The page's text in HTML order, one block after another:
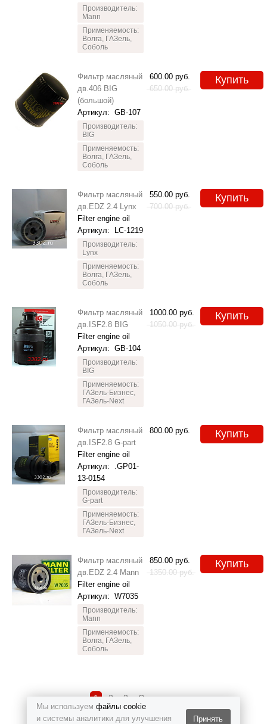
Мы используем файлы cookie
и системы аналитики для улучшения
Принять
Производитель:
Mann
Применяемость:
Волга, ГАЗель,
Соболь
Фильтр масляный
дв.406 BIG
(большой)
Артикул: GB-107
Производитель:
BIG
Применяемость:
Волга, ГАЗель,
Соболь
600.00 руб.
650.00 руб.
Купить
Фильтр масляный
дв.EDZ 2.4 Lynx
Filter engine oil
Артикул:
LC-1219
Производитель:
Lynx
Применяемость:
Волга, ГАЗель,
Соболь
550.00 руб.
700.00 руб.
Купить
Фильтр масляный
дв.ISF2.8 BIG
Filter engine oil
Артикул: GB-104
Производитель:
BIG
Применяемость:
ГАЗель-Бизнес,
ГАЗель-Next
1000.00 руб.
1050.00 руб.
Купить
Фильтр масляный
дв.ISF2.8 G-part
Filter engine oil
Артикул: .GP01-
13-0154
Производитель:
G-part
Применяемость:
ГАЗель-Бизнес,
ГАЗель-Next
800.00 руб. Купить
Фильтр масляный
дв.EDZ 2.4 Mann
Filter engine oil
Артикул: W7035
Производитель:
Mann
Применяемость:
Волга, ГАЗель,
Соболь
850.00 руб.
1350.00 руб.
Купить
1 2 3 Следующая